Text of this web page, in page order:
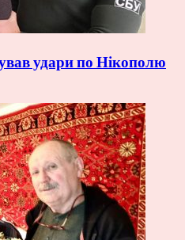
удари по Нікополю